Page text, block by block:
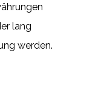
lang
werden.